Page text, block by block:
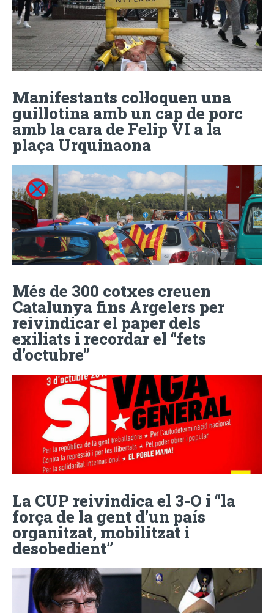
Manifestants col·loquen una
guillotina amb un cap de porc
amb la cara de Felip VI a la
plaça Urquinaona
Més de 300 cotxes creuen
Catalunya fins Argelers per
reivindicar el paper dels
exiliats i recordar el “fets
d’octubre”
La CUP reivindica el 3-O i “la
força de la gent d’un país
organitzat, mobilitzat i
desobedient”